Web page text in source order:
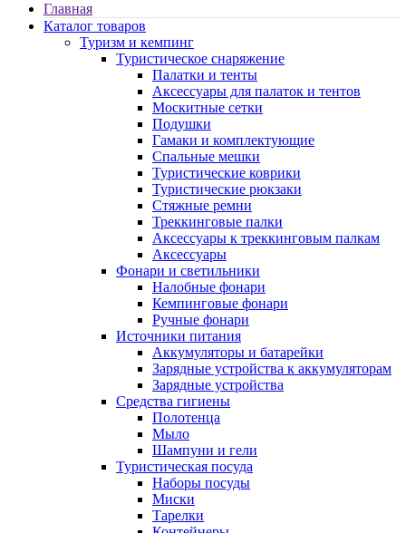
Главная
Каталог товаров
Туризм и кемпинг
Туристическое снаряжение
Палатки и тенты
Аксессуары для палаток и тентов
Москитные сетки
Подушки
Гамаки и комплектующие
Спальные мешки
Туристические коврики
Туристические рюкзаки
Стяжные ремни
Треккинговые палки
Аксессуары к треккинговым палкам
Аксессуары
Фонари и светильники
Налобные фонари
Кемпинговые фонари
Ручные фонари
Источники питания
Аккумуляторы и батарейки
Зарядные устройства к аккумуляторам
Зарядные устройства
Средства гигиены
Полотенца
Мыло
Шампуни и гели
Туристическая посуда
Наборы посуды
Миски
Тарелки